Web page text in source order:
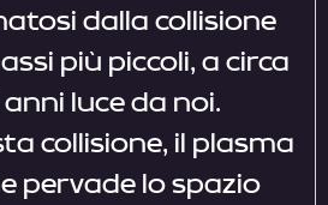
dalla collisione
più piccoli, a circa
luce da noi.
collisione, il plasma
pervade lo spazio